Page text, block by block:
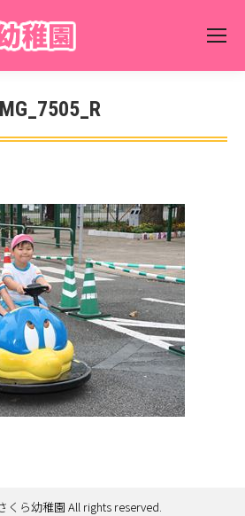
You are here:
くら幼稚園 All rights reserved.